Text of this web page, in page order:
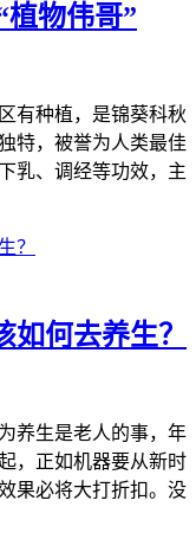
植物伟哥”
有种植，是锦葵科秋
特，被誉为人类最佳
乳、调经等功效，主
何去养生？
养生是老人的事，年
，正如机器要从新时
果必将大打折扣。没